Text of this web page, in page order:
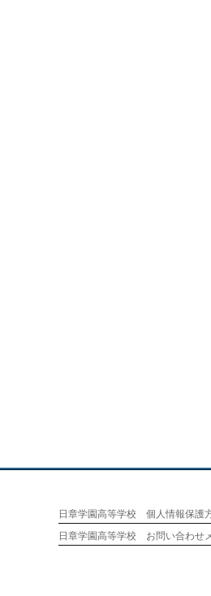
日章学園高等学校 個人情報保護
日章学園高等学校 お問い合わせ